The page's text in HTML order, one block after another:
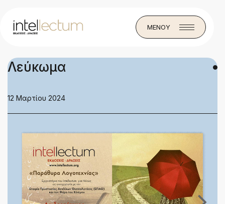
ΜΕΝΟΥ
Λεύκωμα
12 Μαρτίου 2024